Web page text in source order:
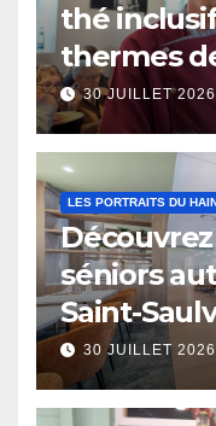
thé
thermes
Eaux
30 JUILLET 2026
LES PORTRAITS DU
séniors
Saint-
30 JUILLET 2026